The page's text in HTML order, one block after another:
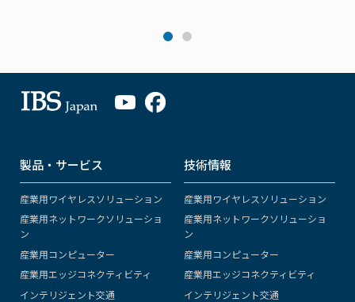
製品・サービス
産業用ワイヤレスソリューション
産業用ネットワークソリューショ
ン
産業用コンピューター
産業用エッジコネクティビティ
インテリジェント交通
技術情報
産業用ワイヤレスソリューション
産業用ネットワークソリューショ
ン
産業用コンピューター
産業用エッジコネクティビティ
インテリジェント交通